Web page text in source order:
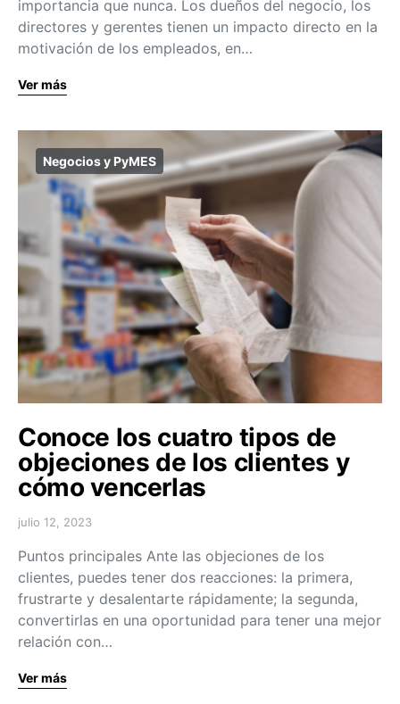
importancia que nunca. Los dueños del negocio, los
directores y gerentes tienen un impacto directo en la
motivación de los empleados, en…
Ver más
Negocios y PyMES
Conoce los cuatro tipos de
objeciones de los clientes y
cómo vencerlas
julio 12, 2023
Puntos principales Ante las objeciones de los
clientes, puedes tener dos reacciones: la primera,
frustrarte y desalentarte rápidamente; la segunda,
convertirlas en una oportunidad para tener una mejor
relación con…
Ver más